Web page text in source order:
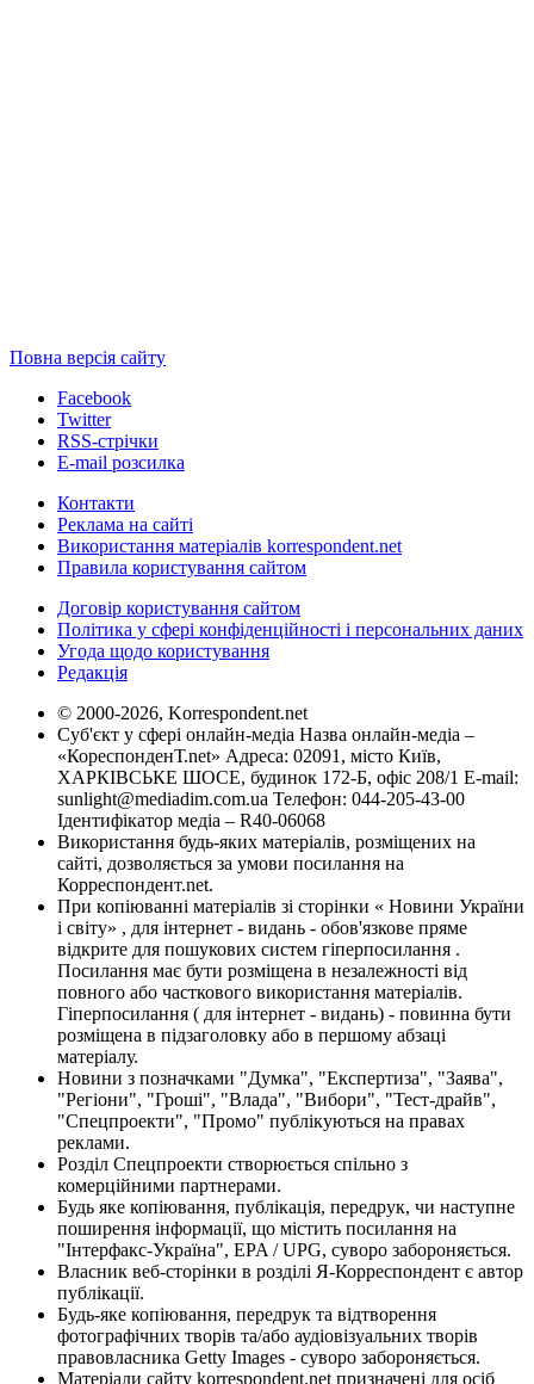
Повна версія сайту
Facebook
Twitter
RSS-стрічки
E-mail розсилка
Контакти
Реклама на сайті
Використання матеріалів korrespondent.net
Правила користування сайтом
Договір користування сайтом
Політика у сфері конфіденційності і персональних даних
Угода щодо користування
Редакція
© 2000-2026, Korrespondent.net
Суб'єкт у сфері онлайн-медіа Назва онлайн-медіа –
«КореспонденТ.net» Адреса: 02091, місто Київ,
ХАРКІВСЬКЕ ШОСЕ, будинок 172-Б, офіс 208/1 E-mail:
sunlight@mediadim.com.ua Телефон: 044-205-43-00
Ідентифікатор медіа – R40-06068
Використання будь-яких матеріалів, розміщених на
сайті, дозволяється за умови посилання на
Корреспондент.net.
При копіюванні матеріалів зі сторінки « Новини України
і світу» , для інтернет - видань - обов'язкове пряме
відкрите для пошукових систем гіперпосилання .
Посилання має бути розміщена в незалежності від
повного або часткового використання матеріалів.
Гіперпосилання ( для інтернет - видань) - повинна бути
розміщена в підзаголовку або в першому абзаці
матеріалу.
Новини з позначками "Думка", "Експертиза", "Заява",
"Регіони", "Гроші", "Влада", "Вибори", "Тест-драйв",
"Спецпроекти", "Промо" публікуються на правах
реклами.
Розділ Спецпроекти створюється спільно з
комерційними партнерами.
Будь яке копіювання, публікація, передрук, чи наступне
поширення інформації, що містить посилання на
"Інтерфакс-Україна", EPA / UPG, суворо забороняється.
Власник веб-сторінки в розділі Я-Корреспондент є автор
публікації.
Будь-яке копіювання, передрук та відтворення
фотографічних творів та/або аудіовізуальних творів
правовласника Getty Images - суворо забороняється.
Матеріали сайту korrespondent.net призначені для осіб